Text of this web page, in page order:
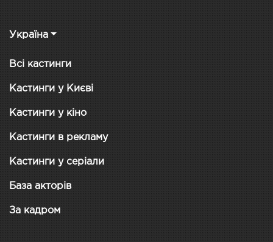
Україна
Всі кастинги
Кастинги у Києві
Кастинги у кіно
Кастинги в рекламу
Кастинги у серіали
База акторів
За кадром